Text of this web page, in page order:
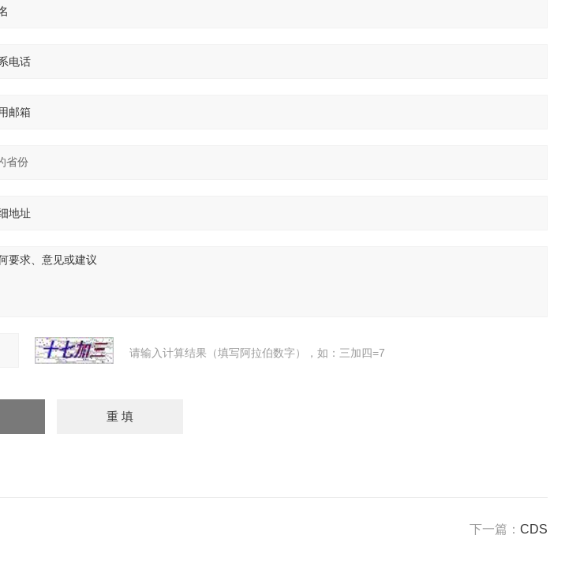
请输入计算结果（填写阿拉伯数字），如：三加四=7
下一篇： CDS